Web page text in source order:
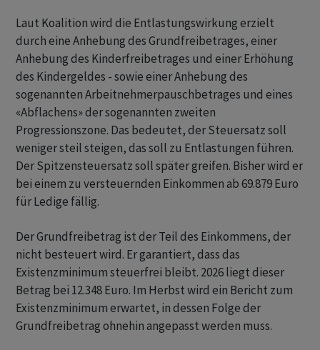
Laut Koalition wird die Entlastungswirkung erzielt
durch eine Anhebung des Grundfreibetrages, einer
Anhebung des Kinderfreibetrages und einer Erhöhung
des Kindergeldes - sowie einer Anhebung des
sogenannten Arbeitnehmerpauschbetrages und eines
«Abflachens» der sogenannten zweiten
Progressionszone. Das bedeutet, der Steuersatz soll
weniger steil steigen, das soll zu Entlastungen führen.
Der Spitzensteuersatz soll später greifen. Bisher wird er
bei einem zu versteuernden Einkommen ab 69.879 Euro
für Ledige fällig.
Der Grundfreibetrag ist der Teil des Einkommens, der
nicht besteuert wird. Er garantiert, dass das
Existenzminimum steuerfrei bleibt. 2026 liegt dieser
Betrag bei 12.348 Euro. Im Herbst wird ein Bericht zum
Existenzminimum erwartet, in dessen Folge der
Grundfreibetrag ohnehin angepasst werden muss.